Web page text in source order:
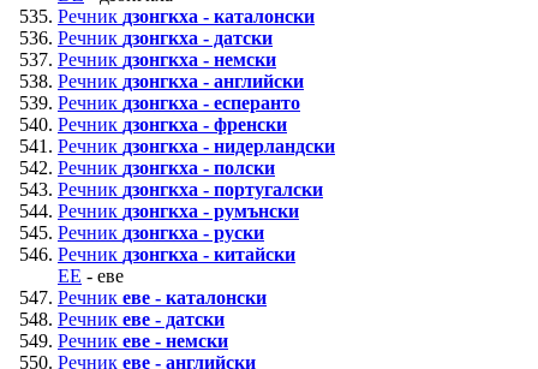
Речник дзонгкха - каталонски
Речник дзонгкха - датски
Речник дзонгкха - немски
Речник дзонгкха - английски
Речник дзонгкха - есперанто
Речник дзонгкха - френски
Речник дзонгкха - нидерландски
Речник дзонгкха - полски
Речник дзонгкха - португалски
Речник дзонгкха - румънски
Речник дзонгкха - руски
Речник дзонгкха - китайски
EE - еве
Речник еве - каталонски
Речник еве - датски
Речник еве - немски
Речник еве - английски